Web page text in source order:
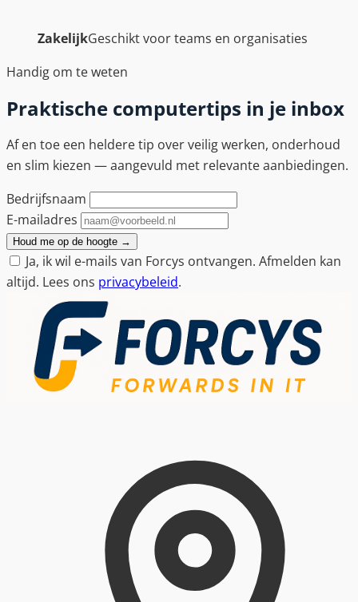
ZakelijkGeschikt voor teams en organisaties
Handig om te weten
Praktische computertips in je inbox
Af en toe een heldere tip over veilig werken, onderhoud
en slim kiezen — aangevuld met relevante aanbiedingen.
Bedrijfsnaam
E-mailadres
Houd me op de hoogte →
Ja, ik wil e-mails van Forcys ontvangen. Afmelden kan
altijd. Lees ons privacybeleid.